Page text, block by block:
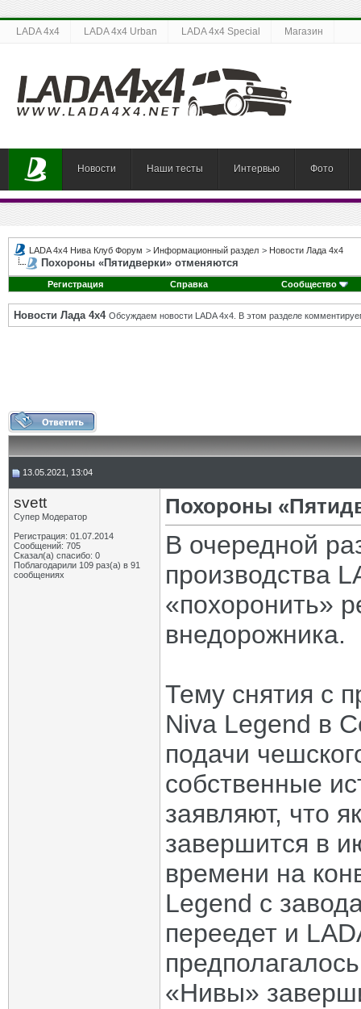
LADA 4x4 LADA 4x4 Urban LADA 4x4 Special Магазин
Новости Наши тесты Интервью Фото
LADA 4x4 Нива Клуб Форум > Информационный раздел > Новости Лада 4х4
Похороны «Пятидверки» отменяются
Регистрация Справка Сообщество
Новости Лада 4х4 Обсуждаем новости LADA 4x4. В этом разделе
13.05.2021, 13:04
svett
Супер Модератор
Регистрация: 01.07.2014
Сообщений: 705
Сказал(а) спасибо: 0
Поблагодарили 109 раз(а) в 91
сообщениях
Похороны
В очередной
производства
«похоронить»
внедорожника.
Тему снятия с
Niva Legend в
подачи
собственные
заявляют, что
завершится в
времени на
Legend с
переедет и
«Нивы»